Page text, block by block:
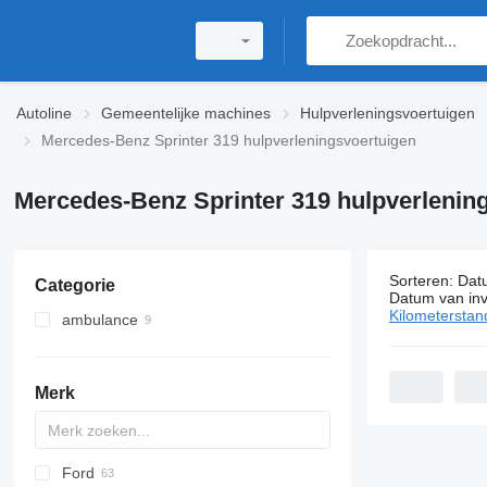
Autoline Gemeentelijke machines Hulpverleningsvoertuigen
Mercedes-Benz Sprinter 319 hulpverleningsvoertuigen
Mercedes-Benz Sprinter 319
Categorie
ambulance
Merk
A series
2-Series
Express
Berlingo
C-series
AS
Doblo
Ford
9
Sorteren:
Datum van